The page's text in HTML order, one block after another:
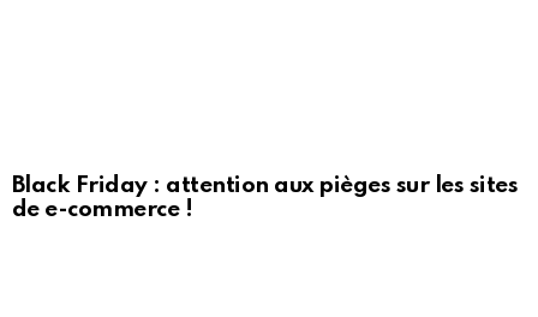
Black Friday : attention aux pièges sur les sites
de e-commerce !